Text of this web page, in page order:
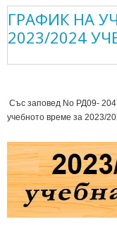
ГРАФИК НА
2023/2024
Със заповед No РД09-
учебното време за 2023/